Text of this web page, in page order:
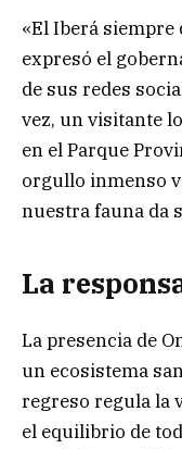
«El Iberá siempre
expresó el
de sus redes
vez, un visitante
en el Parque
orgullo inmenso
nuestra fauna da
La
La presencia de
un ecosistema
regreso regula la
el equilibrio de